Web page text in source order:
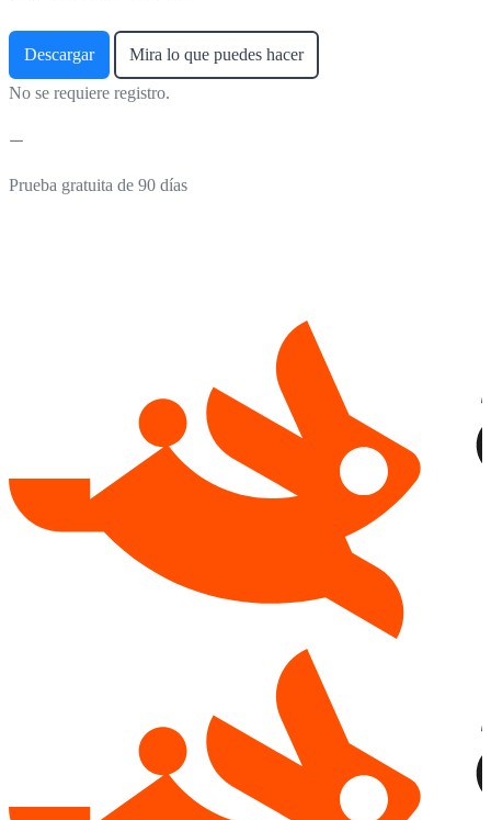
Descargar Mira lo que puedes hacer
No se requiere registro.
Prueba gratuita de 90 días